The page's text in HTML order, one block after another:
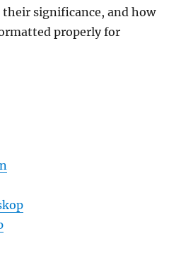
their significance, and how
properly for